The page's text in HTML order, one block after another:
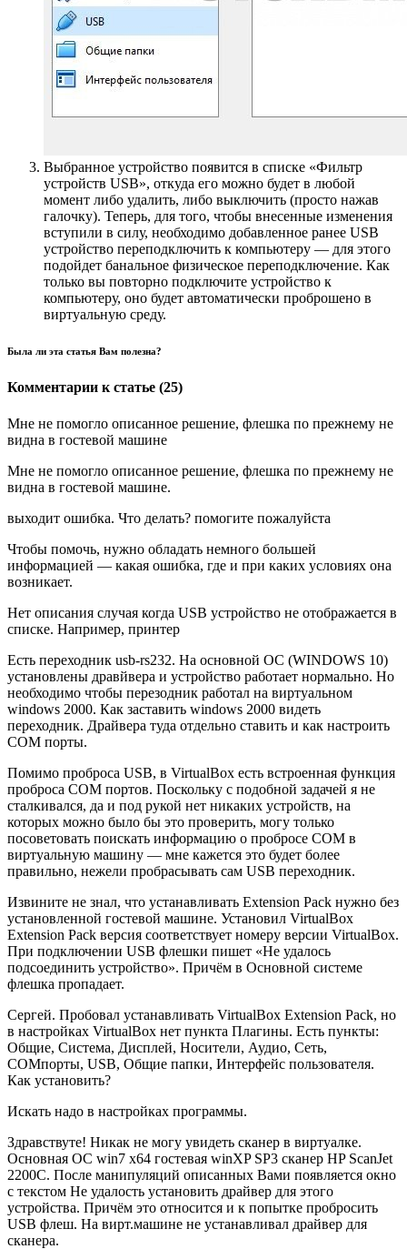
Выбранное устройство появится в списке «Фильтр
устройств USB», откуда его можно будет в любой
момент либо удалить, либо выключить (просто нажав
галочку). Теперь, для того, чтобы внесенные изменения
вступили в силу, необходимо добавленное ранее USB
устройство переподключить к компьютеру — для этого
подойдет банальное физическое переподключение. Как
только вы повторно подключите устройство к
компьютеру, оно будет автоматически проброшено в
виртуальную среду.
Была ли эта статья Вам полезна?
Комментарии к статье (25)
Мне не помогло описанное решение, флешка по прежнему не
видна в гостевой машине
Мне не помогло описанное решение, флешка по прежнему не
видна в гостевой машине.
выходит ошибка. Что делать? помогите пожалуйста
Чтобы помочь, нужно обладать немного большей
информацией — какая ошибка, где и при каких условиях она
возникает.
Нет описания случая когда USB устройство не отображается в
списке. Например, принтер
Есть переходник usb-rs232. На основной ОС (WINDOWS 10)
установлены дравйвера и устройство работает нормально. Но
необходимо чтобы перезодник работал на виртуальном
windows 2000. Как заставить windows 2000 видеть
переходник. Драйвера туда отдельно ставить и как настроить
COM порты.
Помимо проброса USB, в VirtualBox есть встроенная функция
проброса COM портов. Поскольку с подобной задачей я не
сталкивался, да и под рукой нет никаких устройств, на
которых можно было бы это проверить, могу только
посоветовать поискать информацию о пробросе COM в
виртуальную машину — мне кажется это будет более
правильно, нежели пробрасывать сам USB переходник.
Извините не знал, что устанавливать Extension Pack нужно без
установленной гостевой машине. Установил VirtualBox
Extension Pack версия соответствует номеру версии VirtualBox.
При подключении USB флешки пишет «Не удалось
подсоединить устройство». Причём в Основной системе
флешка пропадает.
Сергей. Пробовал устанавливать VirtualBox Extension Pack, но
в настройках VirtualBox нет пункта Плагины. Есть пункты:
Общие, Система, Дисплей, Носители, Аудио, Сеть,
COMпорты, USB, Общие папки, Интерфейс пользователя.
Как установить?
Искать надо в настройках программы.
Здравствуте! Никак не могу увидеть сканер в виртуалке.
Основная ОС win7 x64 гостевая winXP SP3 сканер HP ScanJet
2200C. После манипуляций описанных Вами появляется окно
с текстом Не удалость установить драйвер для этого
устройства. Причём это относится и к попытке пробросить
USB флеш. На вирт.машине не устанавливал драйвер для
сканера.